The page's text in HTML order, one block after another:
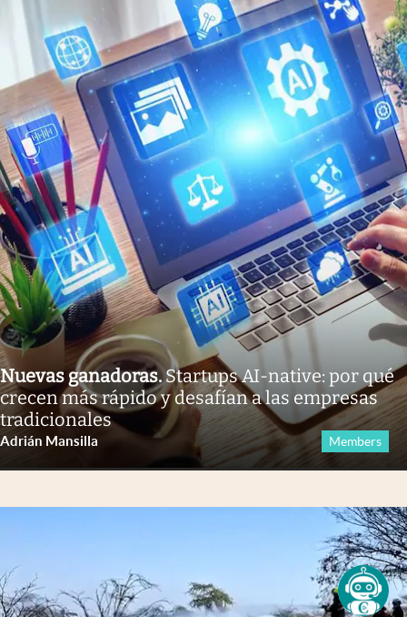
Nuevas ganadoras.Startups AI-native: por qué
crecen más rápido y desafían a las empresas
tradicionales
Adrián Mansilla Members